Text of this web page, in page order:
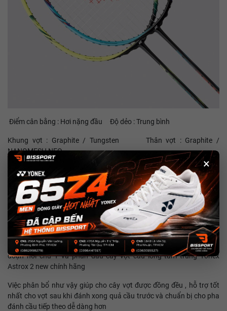
×
Điểm cân bằng : Hơi nặng đầu Độ dẻo : Trung bình
Khung vợt : Graphite / Tungsten Thân vợt : Graphite /
NANOMESH NEO
Trọng lượng : 5U ( Ave.78gr ) Chu vi cán vợt : G5
Chiều dài tổng thể : 675mm Sức căng tối đa :19 - 24lbs
3. Công Nghệ Của Dòng Yonex Astrox 2
ROTATIONAL GENARATOR SYSTEM
Là công nghệ theo thuyết đối trọng . Trọng lực được phân bổ ở đầu,
đoạn nối chữ T và phần đầu cây vợt cầu lông tầm trung Yonex
Astrox 2 new chính hãng
Việc phân bổ như vậy giúp cho cây vợt được đồng đều , hỗ trợ tốt
nhất cho vợt sau khi đánh xong quả cầu trước và chuẩn bị cho pha
đánh cầu tiếp theo dễ dàng hơn